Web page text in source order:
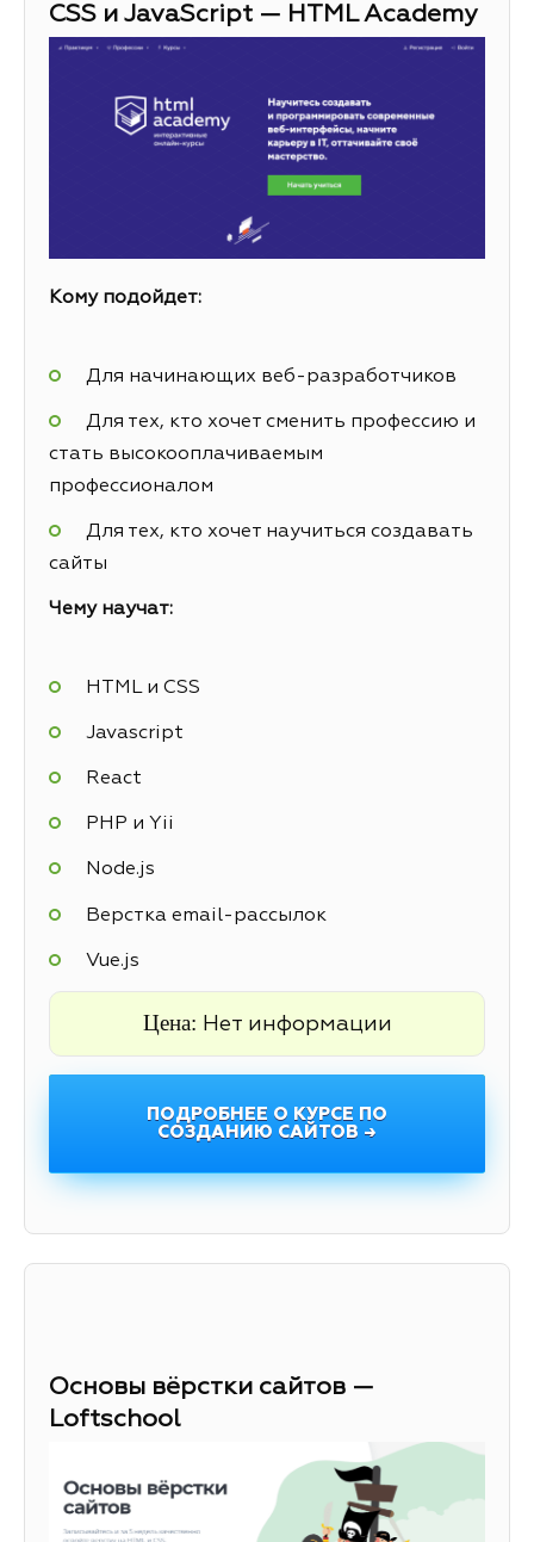
CSS и JavaScript — HTML Academy
Кому подойдет:
Для начинающих веб-разработчиков
Для тех, кто хочет сменить профессию и
стать высокооплачиваемым
профессионалом
Для тех, кто хочет научиться создавать
сайты
Чему научат:
HTML и CSS
Javascript
React
PHP и Yii
Node.js
Верстка email-рассылок
Vue.js
Цена: Нет информации
ПОДРОБНЕЕ О КУРСЕ ПО
СОЗДАНИЮ САЙТОВ →
Основы вёрстки сайтов —
Loftschool